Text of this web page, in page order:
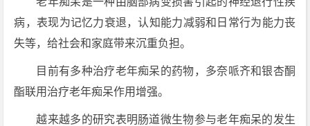
病，表现为记忆力衰退，认知能力减弱和日常行为能力丧
失等，给社会和家庭带来沉重负担。
目前有多种治疗老年痴呆的药物，多奈哌齐和银杏酮
酯联用治疗老年痴呆作用增强。
越来越多的研究表明肠道微生物参与老年痴呆的发生